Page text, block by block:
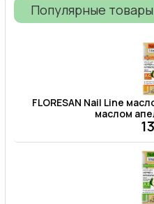
Популярные товары
FLORESAN Nail Line
маслом